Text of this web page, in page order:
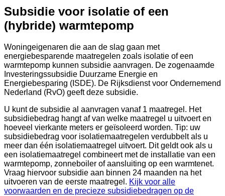
Subsidie voor isolatie of een
(hybride) warmtepomp
Woningeigenaren die aan de slag gaan met
energiebesparende maatregelen zoals isolatie of een
warmtepomp kunnen subsidie aanvragen. De zogenaamde
Investeringssubsidie Duurzame Energie en
Energiebesparing (ISDE). De Rijksdienst voor Ondernemend
Nederland (RvO) geeft deze subsidie.
U kunt de subsidie al aanvragen vanaf 1 maatregel. Het
subsidiebedrag hangt af van welke maatregel u uitvoert en
hoeveel vierkante meters er geïsoleerd worden. Tip: uw
subsidiebedrag voor isolatiemaatregelen verdubbelt als u
meer dan één isolatiemaatregel uitvoert. Dit geldt ook als u
een isolatiemaatregel combineert met de installatie van een
warmtepomp, zonneboiler of aansluiting op een warmtenet.
Vraag hiervoor subsidie aan binnen 24 maanden na het
uitvoeren van de eerste maatregel. Kijk voor alle
voorwaarden en de precieze subsidiebedragen op de